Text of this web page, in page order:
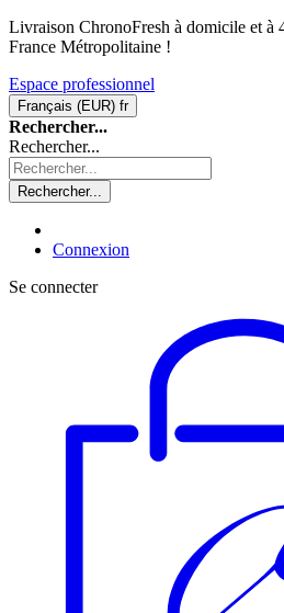
Livraison ChronoFresh à domicile et à
France Métropolitaine !
Espace professionnel
Français (EUR) fr
Rechercher...
Rechercher...
Rechercher...
Connexion
Se connecter